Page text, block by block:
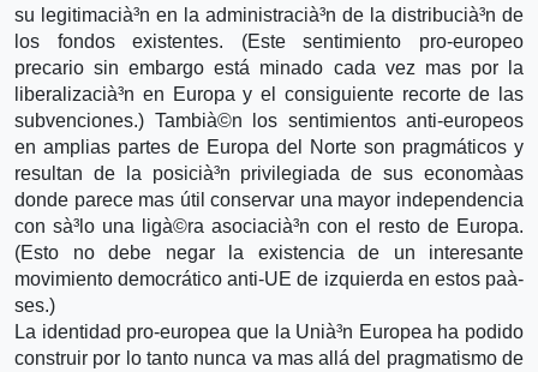
su legitimacià³n en la administracià³n de la distribucià³n de
los fondos existentes. (Este sentimiento pro-europeo
precario sin embargo está minado cada vez mas por la
liberalizacià³n en Europa y el consiguiente recorte de las
subvenciones.) Tambià©n los sentimientos anti-europeos
en amplias partes de Europa del Norte son pragmáticos y
resultan de la posicià³n privilegiada de sus economà­as
donde parece mas útil conservar una mayor independencia
con sà³lo una ligà©ra asociacià³n con el resto de Europa.
(Esto no debe negar la existencia de un interesante
movimiento democrático anti-UE de izquierda en estos paà­
ses.)
La identidad pro-europea que la Unià³n Europea ha podido
construir por lo tanto nunca va mas allá del pragmatismo de